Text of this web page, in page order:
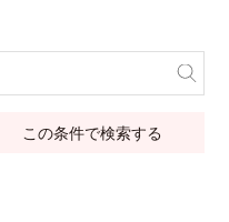
この条件で検索する